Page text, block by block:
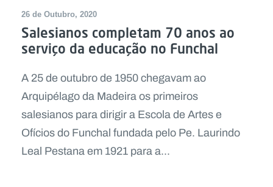
26 de Outubro, 2020
Salesianos completam 70 anos ao
serviço da educação no Funchal
A 25 de outubro de 1950 chegavam ao
Arquipélago da Madeira os primeiros
salesianos para dirigir a Escola de Artes e
Ofícios do Funchal fundada pelo Pe. Laurindo
Leal Pestana em 1921 para a...